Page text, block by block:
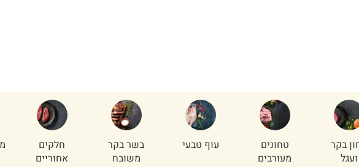
בקר
ועגל
טחונים
מעורבים
עוף טבעי
בשר בקר
משובח
חלקים
אחוריים